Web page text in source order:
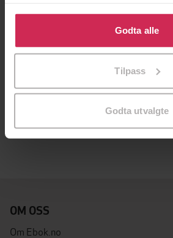
Klikk på «Godta alle» for å gi oss
bruke cookies for alle disse
tilpasse ditt samtykke til spesifikke
Godta alle
Tilpass
Godta utvalgte
399,-
OM OSS
Om Ebok.no